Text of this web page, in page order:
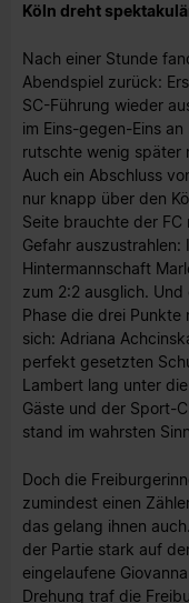
Köln dreht
Nach einer Stunde
Abendspiel zurück:
SC-Führung wieder
im Eins-gegen-Eins
rutschte wenig später
Auch ein Abschluss
nur knapp über den
Seite brauchte der
Gefahr
Hintermannschaft
zum 2:2 ausglich.
Phase die drei
sich: Adriana
perfekt gesetzten
Lambert lang unter
Gäste und der Sport-
stand im wahrsten
Doch die
zumindest einen
das gelang ihnen
der Partie stark auf
eingelaufene
Drehung traf die